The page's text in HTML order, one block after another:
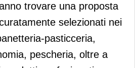
trovare una proposta
selezionati nei
pasticceria,
pescheria, oltre a